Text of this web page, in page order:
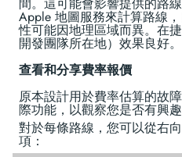
Apple 地圖服務來計算路線
性可能因地理區域而異。在
開發團隊所在地）效果良好。
查看和分享費率報價
原本設計用於費率估算的故
際功能，以觀察您是否有興趣
對於每條路線，您可以從右
項：